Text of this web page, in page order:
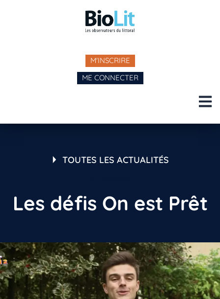
M'INSCRIRE
ME CONNECTER
TOUTES LES ACTUALITÉS
Les défis On est Prêt